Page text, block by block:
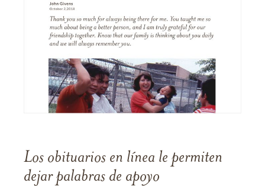
Los obituarios en línea le permiten
dejar palabras de apoyo